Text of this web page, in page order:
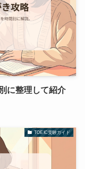
に整理して紹介
TOEIC受験ガイド